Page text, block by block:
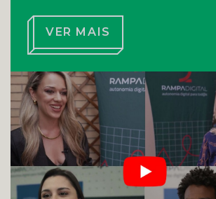
VER MAIS